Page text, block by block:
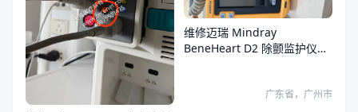
维修迈瑞 Mindray
BeneHeart D2 除颤监护仪故
广东省，广州市